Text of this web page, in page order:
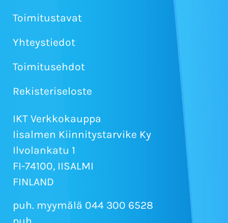
Toimitustavat
Yhteystiedot
Toimitusehdot
Rekisteriseloste
IKT Verkkokauppa
Iisalmen Kiinnitystarvike Ky
Ilvolankatu 1
FI-74100, IISALMI
FINLAND
puh. myymälä 044 300 6528